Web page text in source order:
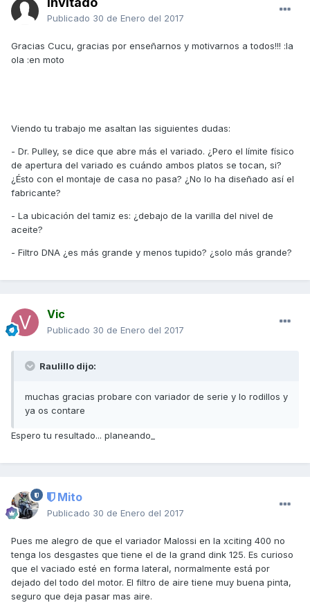
Publicado 30 de Enero del 2017
Gracias Cucu, gracias por enseñarnos y motivarnos a todos!!! :la
ola :en moto
Viendo tu trabajo me asaltan las siguientes dudas:
- Dr. Pulley, se dice que abre más el variado. ¿Pero el límite físico
de apertura del variado es cuándo ambos platos se tocan, si?
¿Ésto con el montaje de casa no pasa? ¿No lo ha diseñado así el
fabricante?
- La ubicación del tamiz es: ¿debajo de la varilla del nivel de
aceite?
- Filtro DNA ¿es más grande y menos tupido? ¿solo más grande?
Vic
Publicado 30 de Enero del 2017
Raulillo dijo:
muchas gracias probare con variador de serie y lo rodillos y
ya os contare
Espero tu resultado... planeando_
Mito
Publicado 30 de Enero del 2017
Pues me alegro de que el variador Malossi en la xciting 400 no
tenga los desgastes que tiene el de la grand dink 125. Es curioso
que el vaciado esté en forma lateral, normalmente está por
dejado del todo del motor. El filtro de aire tiene muy buena pinta,
seguro que deja pasar mas aire.